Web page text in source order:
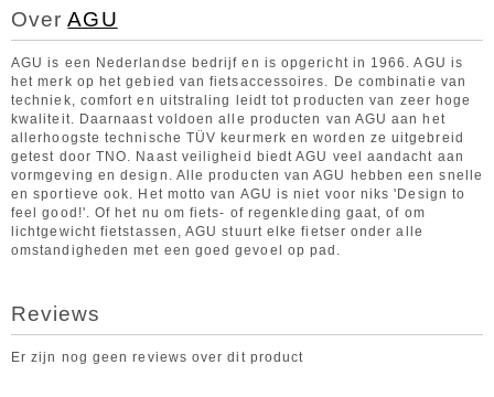
OverAGU
AGU is een Nederlandse bedrijf en is opgericht in 1966. AGU is
het merk op het gebied van fietsaccessoires. De combinatie van
techniek, comfort en uitstraling leidt tot producten van zeer hoge
kwaliteit. Daarnaast voldoen alle producten van AGU aan het
allerhoogste technische TÜV keurmerk en worden ze uitgebreid
getest door TNO. Naast veiligheid biedt AGU veel aandacht aan
vormgeving en design. Alle producten van AGU hebben een snelle
en sportieve ook. Het motto van AGU is niet voor niks 'Design to
feel good!'. Of het nu om fiets- of regenkleding gaat, of om
lichtgewicht fietstassen, AGU stuurt elke fietser onder alle
omstandigheden met een goed gevoel op pad.
Reviews
Er zijn nog geen reviews over dit product